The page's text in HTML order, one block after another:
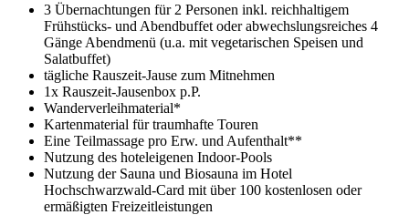
3 Übernachtungen für 2 Personen inkl. reichhaltigem
Frühstücks- und Abendbuffet oder abwechslungsreiches 4
Gänge Abendmenü (u.a. mit vegetarischen Speisen und
Salatbuffet)
tägliche Rauszeit-Jause zum Mitnehmen
1x Rauszeit-Jausenbox p.P.
Wanderverleihmaterial*
Kartenmaterial für traumhafte Touren
Eine Teilmassage pro Erw. und Aufenthalt**
Nutzung des hoteleigenen Indoor-Pools
Nutzung der Sauna und Biosauna im Hotel
Hochschwarzwald-Card mit über 100 kostenlosen oder
ermäßigten Freizeitleistungen